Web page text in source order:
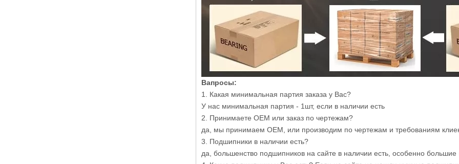
Вапросы:
1. Какая минимальная партия заказа у Вас?
У нас минимальная партия - 1шт, если в наличии есть
2. Принимаете OEM или заказ по чертежам?
да, мы принимаем OEM, или производим по чертежам и требованиям
3. Подшипники в наличии есть?
да, большенство подшипников на сайте в наличии есть, особенно